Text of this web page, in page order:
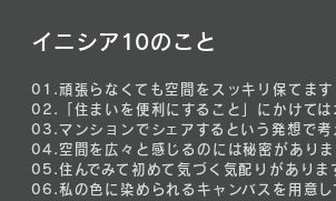
イニシア10のこと
01.頑張らなくても空間をスッキリ保てます
02.
「住まいを便利にすること」にかけては
03.マンションでシェアするという発想で考
04. 空間を広々と感じるのには秘密がありま
05.住んでみて初めて気づく気配りがありま
06.私の色に染められるキャンバスを用意し